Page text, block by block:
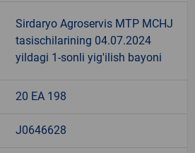
Sirdaryo Agroservis MTP MCHJ
tasischilarining 04.07.2024
yildagi 1-sonli yig'ilish bayoni
20 EA 198
J0646628